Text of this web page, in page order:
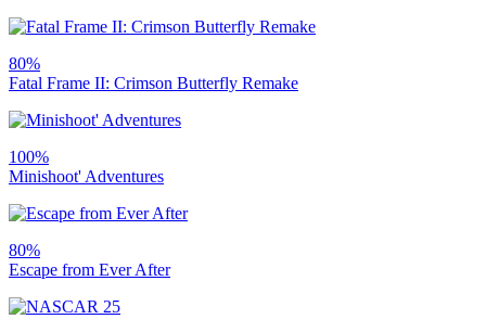
80%
Fatal Frame II: Crimson Butterfly Remake
100%
Minishoot' Adventures
80%
Escape from Ever After